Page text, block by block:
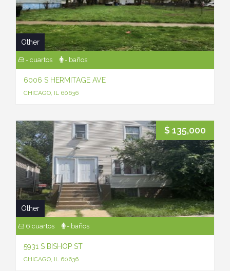
Other
- cuartos - baños
6006 S HERMITAGE AVE
CHICAGO, IL 60636
$ 135,000
Other
6 cuartos - baños
5931 S BISHOP ST
CHICAGO, IL 60636